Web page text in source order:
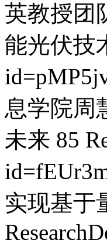
英教授团
能光伏技
息学院周
未来 85
实现基于